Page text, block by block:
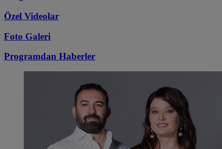
Özel Videolar
Foto Galeri
Programdan Haberler